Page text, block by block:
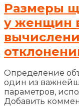
Размеры
у женщин
Определение
один из
параметров,
Добавить